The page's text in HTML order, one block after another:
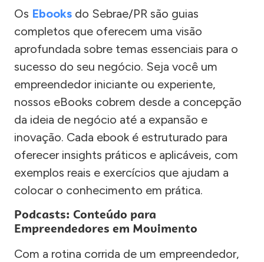
Os Ebooks do Sebrae/PR são guias
completos que oferecem uma visão
aprofundada sobre temas essenciais para o
sucesso do seu negócio. Seja você um
empreendedor iniciante ou experiente,
nossos eBooks cobrem desde a concepção
da ideia de negócio até a expansão e
inovação. Cada ebook é estruturado para
oferecer insights práticos e aplicáveis, com
exemplos reais e exercícios que ajudam a
colocar o conhecimento em prática.
Podcasts: Conteúdo para
Empreendedores em Movimento
Com a rotina corrida de um empreendedor,